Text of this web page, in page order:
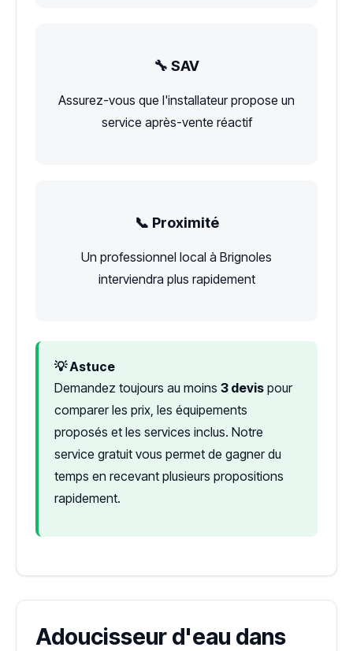
🔧 SAV
Assurez-vous que l'installateur propose un
service après-vente réactif
📞 Proximité
Un professionnel local à Brignoles
interviendra plus rapidement
💡 Astuce
Demandez toujours au moins 3 devis pour
comparer les prix, les équipements
proposés et les services inclus. Notre
service gratuit vous permet de gagner du
temps en recevant plusieurs propositions
rapidement.
Adoucisseur d'eau dans